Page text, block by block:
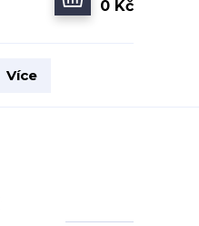
0 Kč
Více